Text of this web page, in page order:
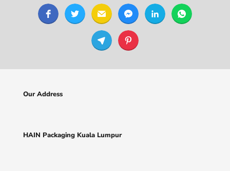
Our Address
HAIN Packaging Kuala Lumpur